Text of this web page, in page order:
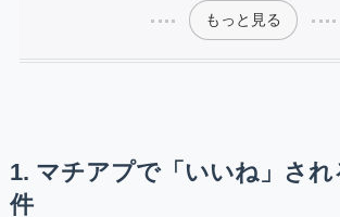
もっと見る
1. マチアプで「いいね」され
件